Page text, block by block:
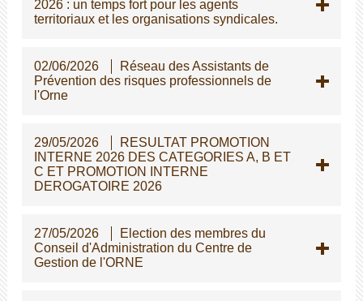
2026 : un temps fort pour les agents
territoriaux et les organisations syndicales.
02/06/2026
Réseau des Assistants de
Prévention des risques professionnels de
l'Orne
29/05/2026
RESULTAT PROMOTION
INTERNE 2026 DES CATEGORIES A, B ET
C ET PROMOTION INTERNE
DEROGATOIRE 2026
27/05/2026
Election des membres du
Conseil d'Administration du Centre de
Gestion de l'ORNE